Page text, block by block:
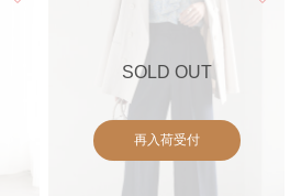
SOLD OUT
再入荷受付